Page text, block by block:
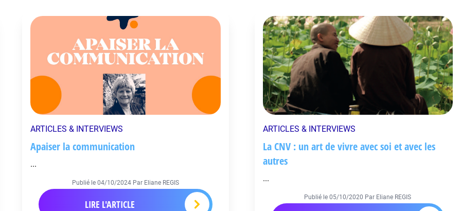
ARTICLES & INTERVIEWS
Apaiser la communication
...
Publié le 04/10/2024 Par Eliane REGIS
LIRE L'ARTICLE
ARTICLES & INTERVIEWS
La CNV : un art de vivre avec soi et avec les
autres
...
Publié le05/10/2020 Par Eliane REGIS